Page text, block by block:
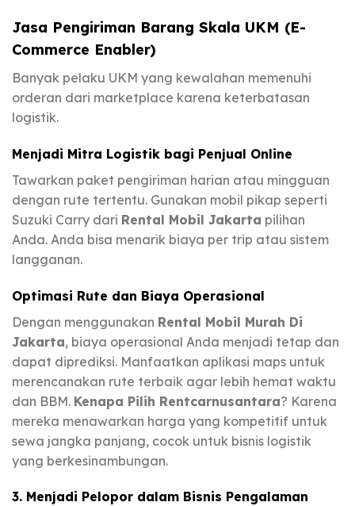
Jasa Pengiriman Barang Skala UKM (E-
Commerce Enabler)
Banyak pelaku UKM yang kewalahan memenuhi
orderan dari marketplace karena keterbatasan
logistik.
Menjadi Mitra Logistik bagi Penjual Online
Tawarkan paket pengiriman harian atau mingguan
dengan rute tertentu. Gunakan mobil pikap seperti
Suzuki Carry dari Rental Mobil Jakarta pilihan
Anda. Anda bisa menarik biaya per trip atau sistem
langganan.
Optimasi Rute dan Biaya Operasional
Dengan menggunakan Rental Mobil Murah Di
Jakarta, biaya operasional Anda menjadi tetap dan
dapat diprediksi. Manfaatkan aplikasi maps untuk
merencanakan rute terbaik agar lebih hemat waktu
dan BBM. Kenapa Pilih Rentcarnusantara? Karena
mereka menawarkan harga yang kompetitif untuk
sewa jangka panjang, cocok untuk bisnis logistik
yang berkesinambungan.
3. Menjadi Pelopor dalam Bisnis Pengalaman